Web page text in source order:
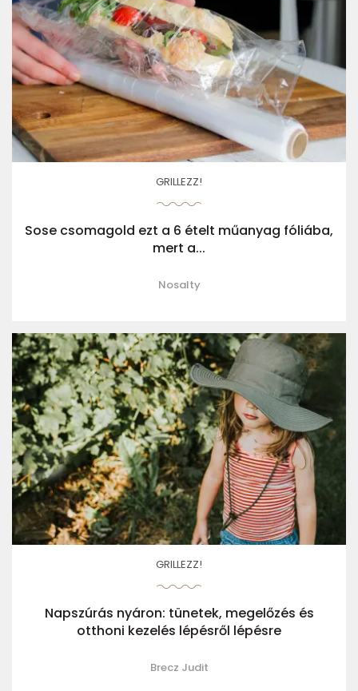
GRILLEZZ!
Sose csomagold ezt a 6 ételt műanyag fóliába,
mert a...
Nosalty
GRILLEZZ!
Napszúrás nyáron: tünetek, megelőzés és
otthoni kezelés lépésről lépésre
Brecz Judit